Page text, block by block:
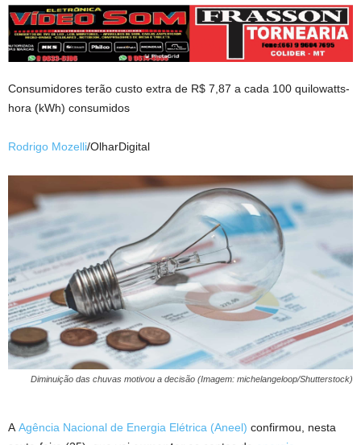
Consumidores terão custo extra de R$ 7,87 a cada 100 quilowatts-
hora (kWh) consumidos
Rodrigo Mozelli/OlharDigital
Diminuição das chuvas motivou a decisão (Imagem: michelangeloop/Shutterstock)
A Agência Nacional de Energia Elétrica (Aneel) confirmou, nesta